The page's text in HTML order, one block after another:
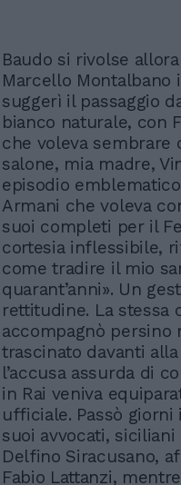
Baudo si rivolse
Marcello Montalbano
suggerì il passaggio
bianco naturale, con
che voleva sembrare
salone, mia madre,
episodio
Armani che voleva
suoi completi per il
cortesia inflessibile,
come tradire il mio
quarant’anni». Un
rettitudine. La stessa
accompagnò persino
trascinato davanti
l’accusa assurda di
in Rai veniva
ufficiale. Passò
suoi avvocati,
Delfino Siracusano,
Fabio Lattanzi,